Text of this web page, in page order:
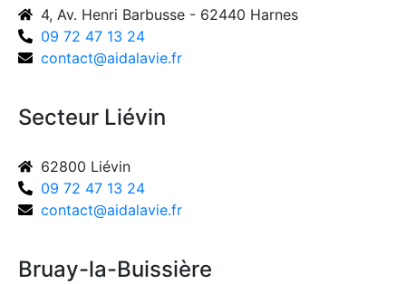
4, Av. Henri Barbusse - 62440 Harnes
09 72 47 13 24
contact@aidalavie.fr
Secteur Liévin
62800 Liévin
09 72 47 13 24
contact@aidalavie.fr
Bruay-la-Buissière